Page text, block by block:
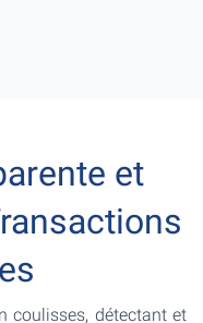
et
coulisses, détectant et